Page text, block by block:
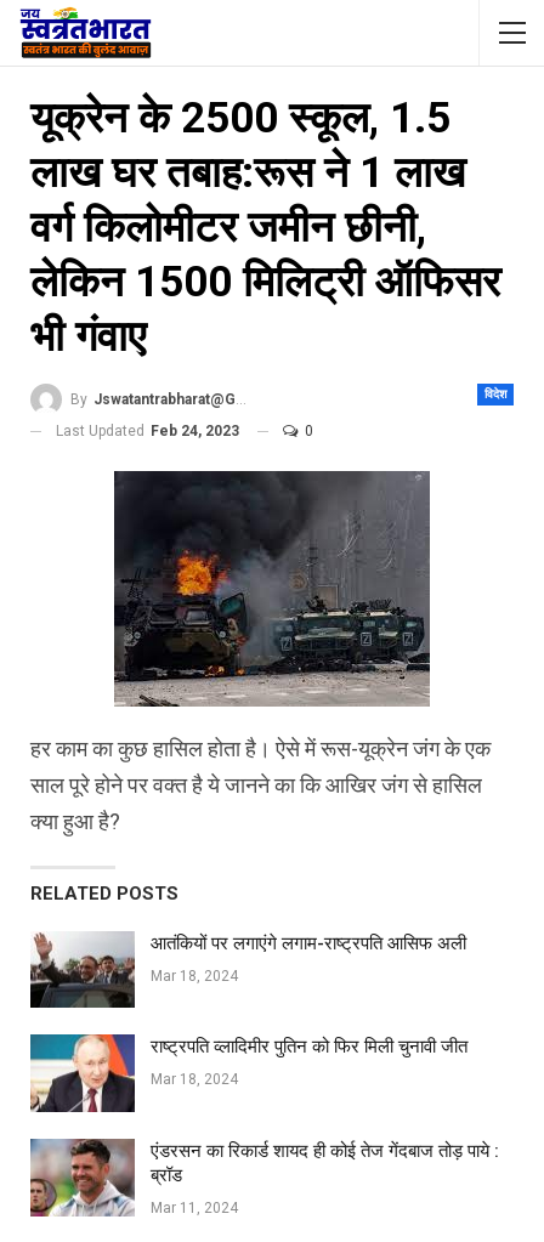
यूक्रेन के 2500 स्कूल, 1.5
लाख घर तबाह:रूस ने 1 लाख
वर्ग किलोमीटर जमीन छीनी,
लेकिन 1500 मिलिट्री ऑफिसर
भी गंवाए
विदेश
By Jswatantrabharat@gmail.com
Last Updated Feb 24, 2023 0
हर काम का कुछ हासिल होता है। ऐसे में रूस-यूक्रेन जंग के एक
साल पूरे होने पर वक्त है ये जानने का कि आखिर जंग से हासिल
क्या हुआ है?
RELATED POSTS
आतंकियों पर लगाएंगे लगाम-राष्ट्रपति आसिफ अली
Mar 18, 2024
राष्ट्रपति व्लादिमीर पुतिन को फिर मिली चुनावी जीत
Mar 18, 2024
एंडरसन का रिकार्ड शायद ही कोई तेज गेंदबाज तोड़ पाये :
ब्रॉड
Mar 11, 2024